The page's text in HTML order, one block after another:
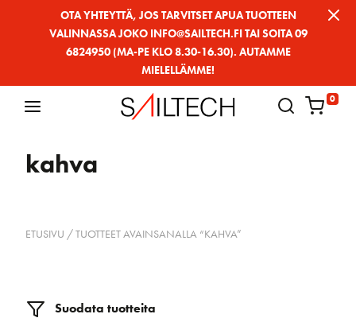
OTA YHTEYTTÄ, JOS TARVITSET APUA TUOTTEEN
VALINNASSA JOKO INFO@SAILTECH.FI TAI SOITA 09
6824950 (MA-PE KLO 8.30-16.30). AUTAMME
MIELELLÄMME!
0
kahva
ETUSIVU / TUOTTEET AVAINSANALLA “KAHVA”
Suodata tuotteita